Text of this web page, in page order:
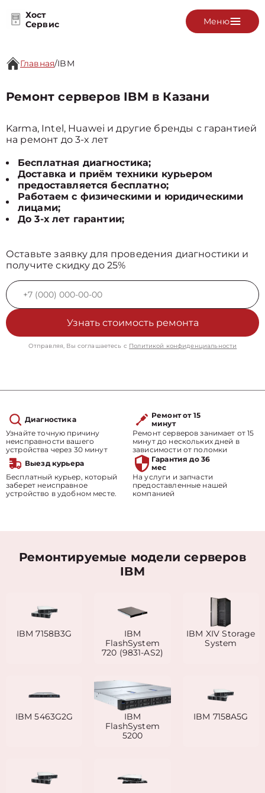
Хост
Сервис
Меню
Главная/IBM
Ремонт серверов IBM в Казани
Karma, Intel, Huawei и другие бренды с гарантией
на ремонт до 3-х лет
Бесплатная диагностика;
Доставка и приём техники курьером
предоставляется бесплатно;
Работаем с физическими и юридическими
лицами;
До 3-х лет гарантии;
Оставьте заявку для проведения диагностики и
получите скидку до 25%
Узнать стоимость ремонта
Отправляя, Вы соглашаетесь с Политикой конфиденциальности
Диагностика
Узнайте точную причину
неисправности вашего
устройства через 30 минут
Ремонт от 15
минут
Ремонт серверов занимает от 15
минут до нескольких дней в
зависимости от поломки
Выезд курьера
Бесплатный курьер, который
заберет неисправное
устройство в удобном месте.
Гарантия до 36
мес
На услуги и запчасти
предоставленные нашей
компанией
Ремонтируемые модели серверов
IBM
IBM 7158B3G
IBM
FlashSystem
720 (9831-AS2)
IBM XIV Storage
System
IBM 5463G2G
IBM
FlashSystem
5200
IBM 7158A5G